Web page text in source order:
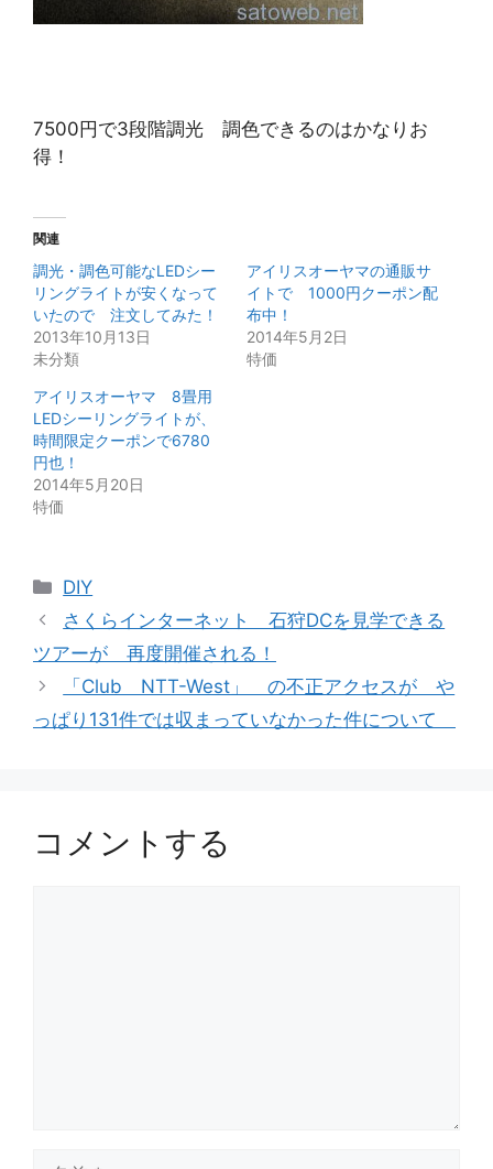
7500円で3段階調光 調色できるのはかなりお
得！
関連
調光・調色可能なLEDシー
リングライトが安くなって
いたので 注文してみた！
2013年10月13日
未分類
アイリスオーヤマの通販サ
イトで 1000円クーポン配
布中！
2014年5月2日
特価
アイリスオーヤマ 8畳用
LEDシーリングライトが、
時間限定クーポンで6780
円也！
2014年5月20日
特価
カ
テ
リ
ー
DIY
さくらインターネット 石狩DCを見学できる
ツアーが 再度開催される！
「Club NTT-West」 の不正アクセスが や
っぱり131件では収まっていなかった件について
コメントする